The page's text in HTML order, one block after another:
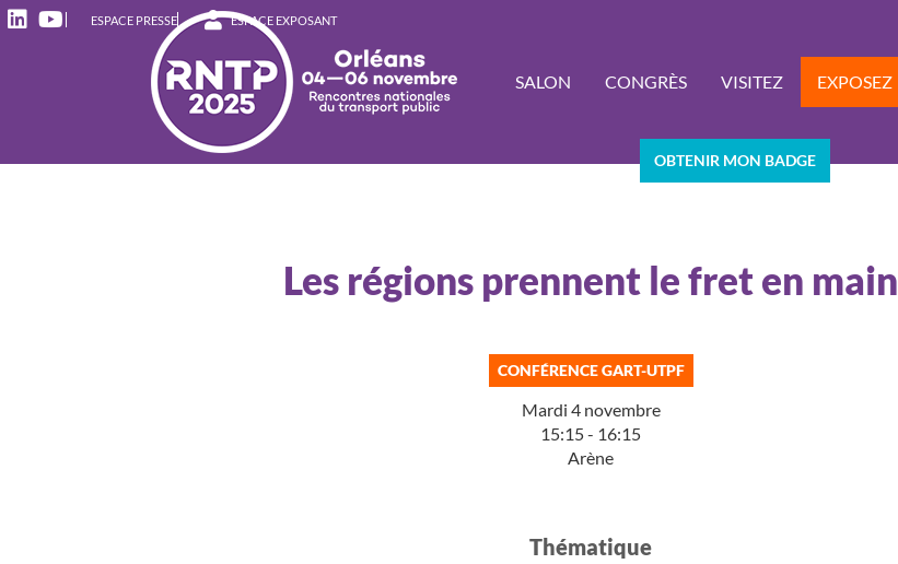
ESPACE PRESSE ESPACE EXPOSANT
SALON CONGRÈS VISITEZ EXPOSEZ
OBTENIR MON BADGE
Les régions prennent le fret en main
CONFÉRENCE GART-UTPF
Mardi 4 novembre
15:15 - 16:15
Arène
Thématique​